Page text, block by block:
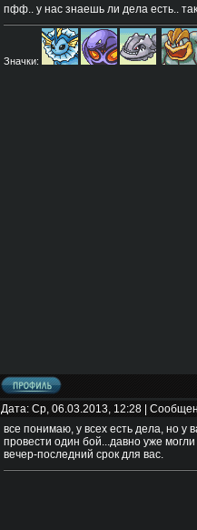
пфф.. у нас знаешь ли дела есть..
Значки:
Дата: Ср, 06.03.2013, 12:28 |
все понимаю, у всех есть дела, но у
провести один бой...давно уже
вечер-последний срок для вас.